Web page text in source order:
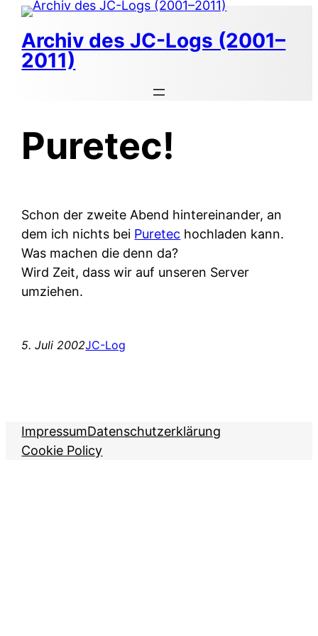
Zum
Inhalt
springen
Archiv des JC-Logs (2001–
2011)
Puretec!
Schon der zweite Abend hintereinander, an
dem ich nichts bei Puretec hochladen kann.
Was machen die denn da?
Wird Zeit, dass wir auf unseren Server
umziehen.
5. Juli 2002JC-Log
ImpressumDatenschutzerklärung
Cookie Policy